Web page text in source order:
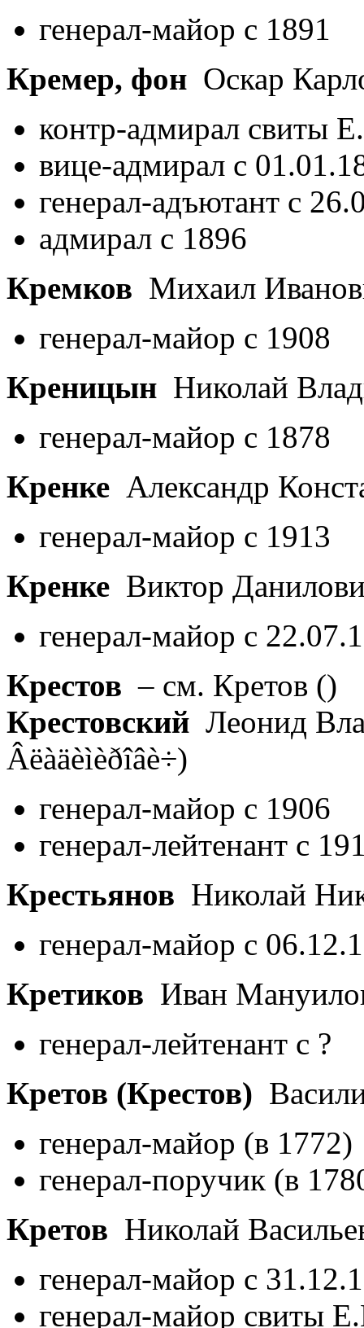
генерал-майор с 1891
Кремер, фон Оскар
контр-адмирал свиты
вице-адмирал с
генерал-адъютант с
адмирал с 1896
Кремков Михаил
генерал-майор с 1908
Креницын Николай
генерал-майор с 1878
Кренке Александр
генерал-майор с 1913
Кренке Виктор
генерал-майор с
Крестов – см. Кретов ()
Крестовский Леонид
Âëàäèìèðîâè÷)
генерал-майор с 1906
генерал-лейтенант с
Крестьянов Николай
генерал-майор с
Кретиков Иван
генерал-лейтенант с ?
Кретов (Крестов)
генерал-майор (в 1772)
генерал-поручик (в
Кретов Николай
генерал-майор с
генерал-майор свиты